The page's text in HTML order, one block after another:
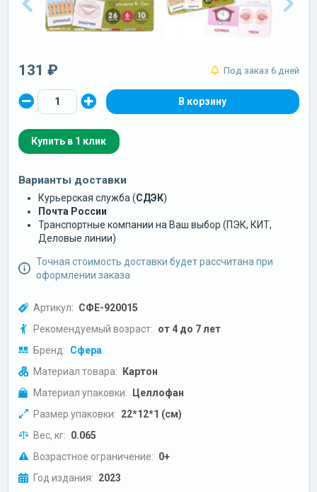
131 ₽ Под заказ 6 дней
Купить в 1 клик
Варианты доставки
Курьерская служба (СДЭК)
Почта России
Транспортные компании на Ваш выбор (ПЭК, КИТ,
Деловые линии)
Точная стоимость доставки будет рассчитана при
оформлении заказа
Артикул: СФЕ-920015
Рекомендуемый возраст: от 4 до 7 лет
Бренд: Сфера
Материал товара: Картон
Материал упаковки: Целлофан
Размер упаковки: 22*12*1 (см)
Вес, кг: 0.065
Возрастное ограничение: 0+
Год издания: 2023